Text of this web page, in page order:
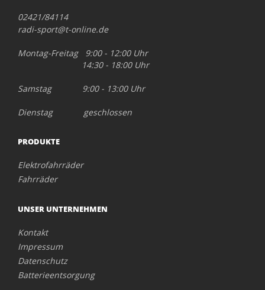
02421/84114
radi-sport@t-online.de
Montag-Freitag 9:00 - 12:00 Uhr
14:30 - 18:00 Uhr
Samstag 9:00 - 13:00 Uhr
Dienstag geschlossen
PRODUKTE
Elektrofahrräder
Fahrräder
UNSER UNTERNEHMEN
Kontakt
Impressum
Datenschutz
Batterieentsorgung